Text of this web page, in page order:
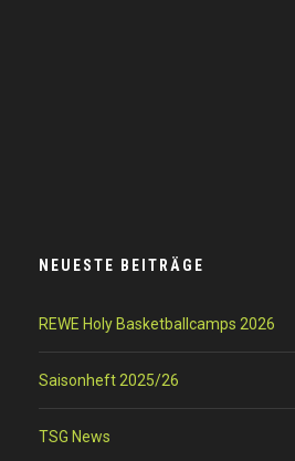
NEUESTE BEITRÄGE
REWE Holy Basketballcamps 2026
Saisonheft 2025/26
TSG News